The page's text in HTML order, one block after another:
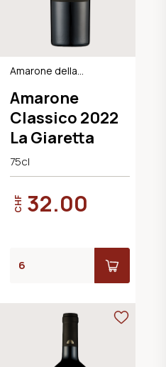
Amarone della
Classico DOCG
Amarone
Classico 2022
La Giaretta
75cl
CHF 32.00